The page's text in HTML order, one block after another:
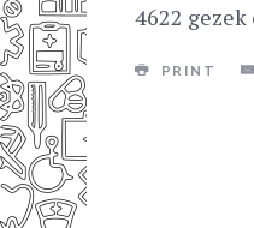
4622 gezek
PRINT